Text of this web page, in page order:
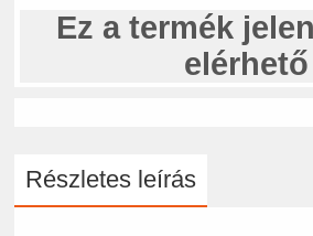
Ez a termék
elérhető
Részletes leírás